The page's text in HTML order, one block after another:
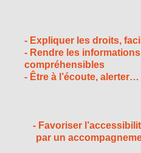
- Expliquer les droits,
- Rendre les
compréhensibles
- Être à l’écoute, alerter…
- Favoriser
par un